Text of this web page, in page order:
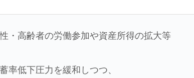
・高齢者の労働参加や資産所得の拡大等
率低下圧力を緩和しつつ、